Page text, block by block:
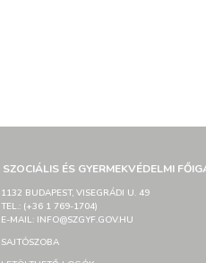
SZOCIÁLIS ÉS GYERMEKVÉDELMI
1132 BUDAPEST, VISEGRÁDI U. 49
TEL.: (+36 1 769-1704)
E-MAIL: INFO@SZGYF.GOV.HU
SAJTÓSZOBA